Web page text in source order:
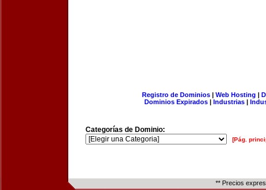
Registro de Dominios| Web Hosting |
Dominios Expirados | Industrias |
Categorías de Dominio:
[Pág.
** Precios